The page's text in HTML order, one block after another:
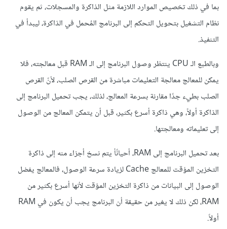
بما في ذلك تخصيص الموارد اللازمة مثل الذاكرة والمسجلات، ثم يقوم
نظام التشغيل بتحويل التحكم إلى البرنامج المُحمل في الذاكرة، ليبدأ في
التنفيذ.
وبالطبع الـ CPU ينتظر وصول البرنامج إلى الـ RAM قبل معالجته، فلا
يمكن للمعالج معالجة التعليمات مباشرة من القرص الصلب، لأنّ القرص
الصلب بطيء جدًا مقارنة بسرعة المعالج، لذلك، يجب تحميل البرنامج إلى
الذاكرة أولاً، وهي ذاكرة أسرع بكثير، قبل أن يتمكن المعالج من الوصول
إلى تعليماته ومعالجتها.
بعد تحميل البرنامج إلى RAM، أحيانًأ يتم نسخ أجزاء منه إلى ذاكرة
التخزين المؤقت للمعالج Cache لزيادة سرعة الوصول، فالمعالج يفضل
الوصول إلى البيانات من ذاكرة التخزين المؤقت لأنها أسرع بكثير من
RAM، لكن ذلك لا يغير من حقيقة أن البرنامج يجب أن يكون في RAM
أولاً.